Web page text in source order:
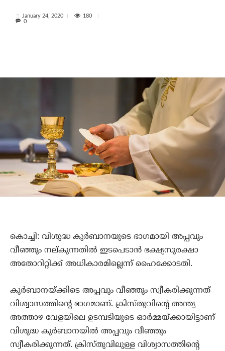
January 24, 2020
180
0
കൊച്ചി: വിശുദ്ധ കുര്‍ബാനയുടെ ഭാഗമായി അപ്പവും
വീഞ്ഞും നല്കുന്നതില്‍ ഇടപെടാന്‍ ഭക്ഷ്യസുരക്ഷാ
അതോറിറ്റിക്ക് അധികാരമില്ലെന്ന് ഹൈക്കോടതി.
കുര്‍ബാനയ്ക്കിടെ അപ്പവും വീഞ്ഞും സ്വീകരിക്കുന്നത്
വിശ്വാസത്തിന്റെ ഭാഗമാണ്. ക്രിസ്തുവിന്റെ അന്ത്യ
അത്താഴ വേളയിലെ ഉടമ്പടിയുടെ ഓര്‍മ്മയ്ക്കായിട്ടാണ്
വിശുദ്ധ കുര്‍ബാനയില്‍ അപ്പവും വീഞ്ഞും
സ്വീകരിക്കുന്നത്. ക്രിസ്തുവിലുള്ള വിശ്വാസത്തിന്റെ